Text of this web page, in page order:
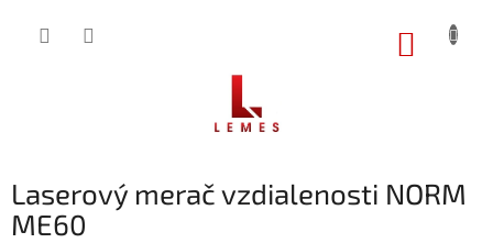
Laserový merač vzdialenosti NORM
ME60